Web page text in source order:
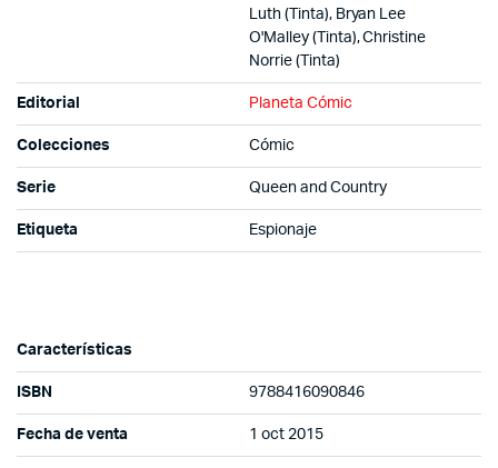
Luth (Tinta), Bryan Lee
O'Malley (Tinta), Christine
Norrie (Tinta)
Editorial Planeta Cómic
Colecciones Cómic
Serie Queen and Country
Etiqueta Espionaje
Características
ISBN 9788416090846
Fecha de venta 1 oct 2015